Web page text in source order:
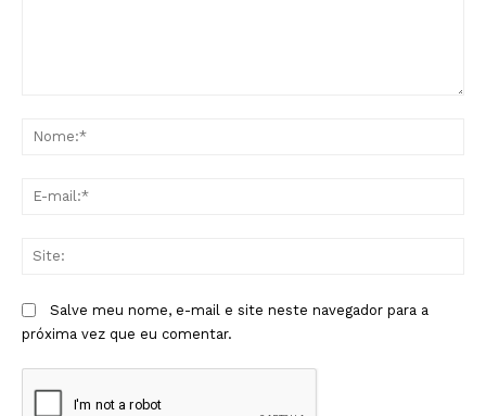
Salve meu nome, e-mail e site neste navegador para a
próxima vez que eu comentar.